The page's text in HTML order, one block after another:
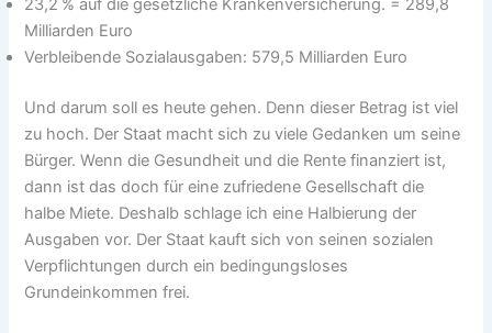
23,2 % auf die gesetzliche Krankenversicherung. = 289,8
Milliarden Euro
Verbleibende Sozialausgaben: 579,5 Milliarden Euro
Und darum soll es heute gehen. Denn dieser Betrag ist viel
zu hoch. Der Staat macht sich zu viele Gedanken um seine
Bürger. Wenn die Gesundheit und die Rente finanziert ist,
dann ist das doch für eine zufriedene Gesellschaft die
halbe Miete. Deshalb schlage ich eine Halbierung der
Ausgaben vor. Der Staat kauft sich von seinen sozialen
Verpflichtungen durch ein bedingungsloses
Grundeinkommen frei.